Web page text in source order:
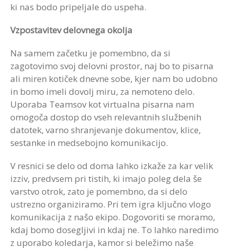
ki nas bodo pripeljale do uspeha.
Vzpostavitev delovnega okolja
Na samem začetku je pomembno, da si
zagotovimo svoj delovni prostor, naj bo to pisarna
ali miren kotiček dnevne sobe, kjer nam bo udobno
in bomo imeli dovolj miru, za nemoteno delo.
Uporaba Teamsov kot virtualna pisarna nam
omogoča dostop do vseh relevantnih službenih
datotek, varno shranjevanje dokumentov, klice,
sestanke in medsebojno komunikacijo.
V resnici se delo od doma lahko izkaže za kar velik
izziv, predvsem pri tistih, ki imajo poleg dela še
varstvo otrok, zato je pomembno, da si delo
ustrezno organiziramo. Pri tem igra ključno vlogo
komunikacija z našo ekipo. Dogovoriti se moramo,
kdaj bomo dosegljivi in kdaj ne. To lahko naredimo
z uporabo koledarja, kamor si beležimo naše